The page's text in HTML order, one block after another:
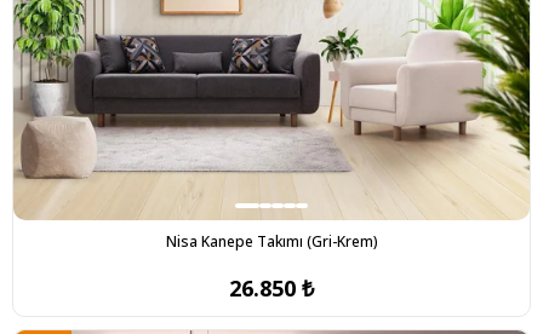
Nisa Kanepe Takımı (Gri-Krem)
26.850 ₺